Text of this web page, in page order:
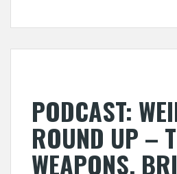
PODCAST:
ROUND UP –
WEAPONS,